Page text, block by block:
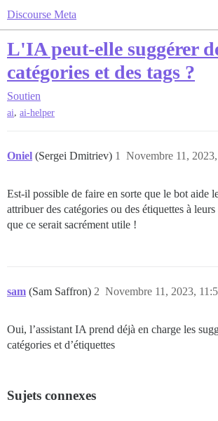
Discourse Meta
L'IA peut-elle suggérer
catégories et des tags ?
Soutien
ai, ai-helper
Oniel (Sergei Dmitriev) Novembre 11,
1
Est-il possible de faire en sorte que le bot aide
attribuer des catégories ou des étiquettes à leurs
que ce serait sacrément utile !
sam (Sam Saffron) Novembre 11, 2023,
2
Oui, l’assistant IA prend déjà en charge les
catégories et d’étiquettes
Sujets connexes